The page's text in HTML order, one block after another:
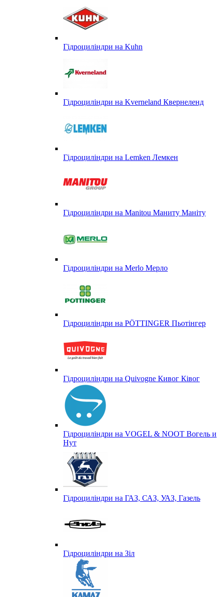
Гідроциліндри на Kuhn
Гідроциліндри на Kverneland Квернеленд
Гідроциліндри на Lemken Лемкен
Гідроциліндри на Manitou Маниту Маніту
Гідроциліндри на Merlo Мерло
Гідроциліндри на PÖTTINGER Пьотінгер
Гідроциліндри на Quivogne Кивог Ківог
Гідроциліндри на VOGEL & NOOT Вогель и
Нут
Гідроциліндри на ГАЗ, САЗ, УАЗ, Газель
Гідроциліндри на Зіл